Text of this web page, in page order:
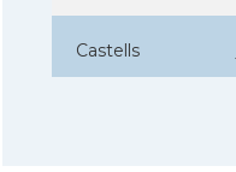
Castells